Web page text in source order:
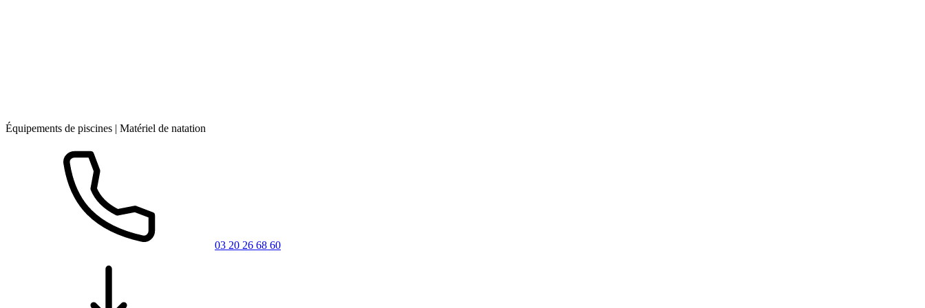
Équipements de piscines | Matériel de natation
03 20 26 68 60